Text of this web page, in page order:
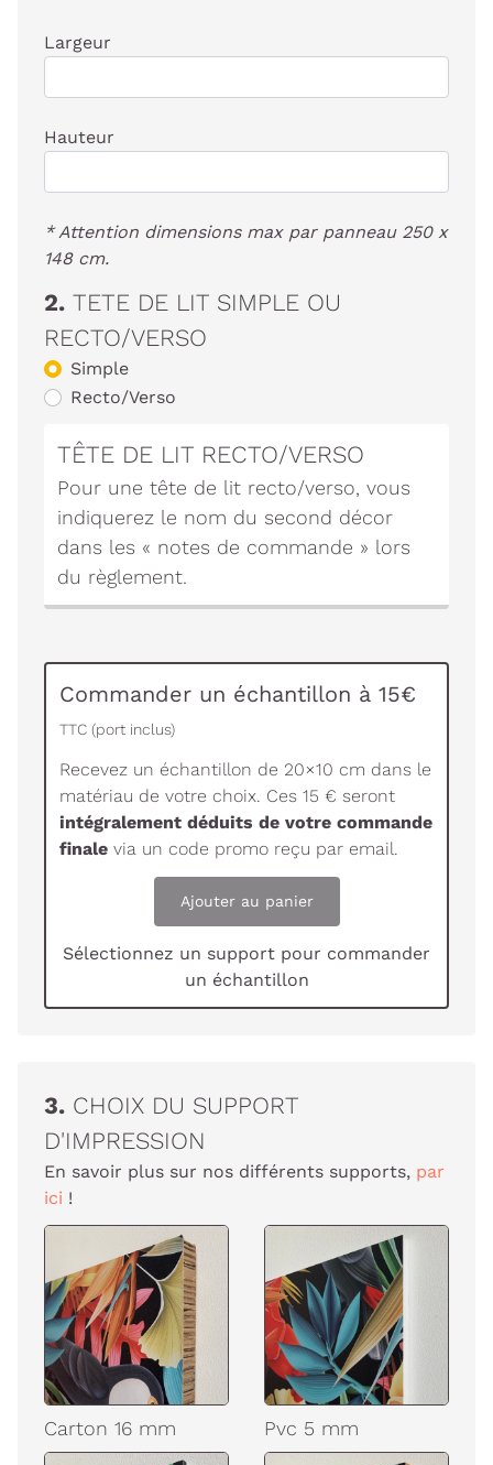
Largeur
Hauteur
* Attention dimensions max par panneau 250 x
148 cm.
2. TETE DE LIT SIMPLE OU
RECTO/VERSO
Simple
Recto/Verso
TÊTE DE LIT RECTO/VERSO
Pour une tête de lit recto/verso, vous
indiquerez le nom du second décor
dans les « notes de commande » lors
du règlement.
Commander un échantillon à 15€
TTC (port inclus)
Recevez un échantillon de 20×10 cm dans le
matériau de votre choix. Ces 15 € seront
intégralement déduits de votre commande
finale via un code promo reçu par email.
Ajouter au panier
Sélectionnez un support pour commander
un échantillon
3. CHOIX DU SUPPORT
D'IMPRESSION
En savoir plus sur nos différents supports, par
ici !
Carton 16 mm Pvc 5 mm